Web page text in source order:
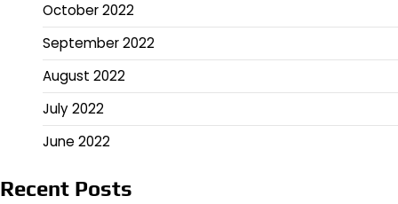
October 2022
September 2022
August 2022
July 2022
June 2022
Recent Posts